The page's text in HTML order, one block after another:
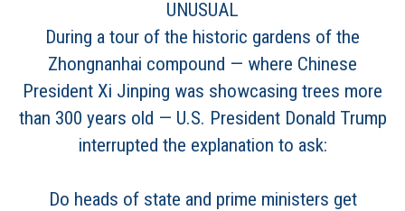
UNUSUAL
During a tour of the historic gardens of the
Zhongnanhai compound — where Chinese
President Xi Jinping was showcasing trees more
than 300 years old — U.S. President Donald Trump
interrupted the explanation to ask:
Do heads of state and prime ministers get